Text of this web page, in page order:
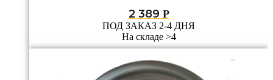
2 389 Р
ПОД ЗАКАЗ 2-4 ДНЯ
На складе >4